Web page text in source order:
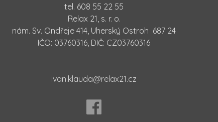
tel. 608 55 22 55
Relax 21, s. r. o.
nám. Sv. Ondřeje 414, Uherský Ostroh 687 24
IČO: 03760316, DIČ: CZ03760316
ivan.klauda@relax21.cz